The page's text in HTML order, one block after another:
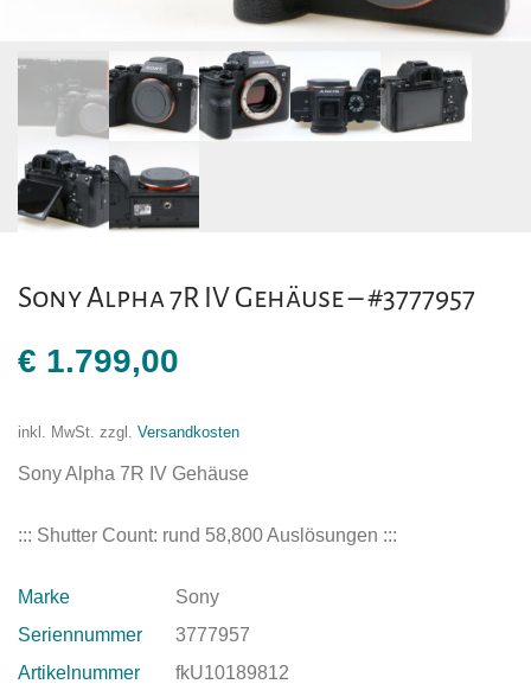
Sony Alpha 7R IV Gehäuse – #3777957
€ 1.799,00
inkl. MwSt. zzgl. Versandkosten
Sony Alpha 7R IV Gehäuse
::: Shutter Count: rund 58,800 Auslösungen :::
Marke
Sony
Seriennummer
3777957
Artikelnummer
fkU10189812